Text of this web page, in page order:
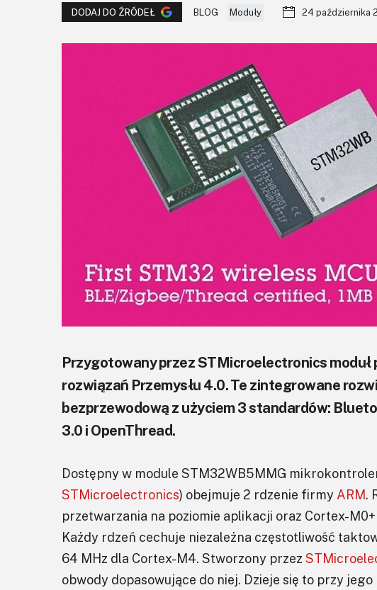
DODAJ DO ŹRÓDEŁ BLOG Moduły 24 października
Przygotowany przez STMicroelectronics moduł
rozwiązań Przemysłu 4.0. Te zintegrowane
bezprzewodową z użyciem 3 standardów:
3.0 i OpenThread.
Dostępny w module STM32WB5MMG
STMicroelectronics) obejmuje 2 rdzenie firmy ARM.
przetwarzania na poziomie aplikacji oraz Cortex-
Każdy rdzeń cechuje niezależna częstotliwość
64 MHz dla Cortex-M4. Stworzony przez
obwody dopasowujące do niej. Dzieje się to przy jego